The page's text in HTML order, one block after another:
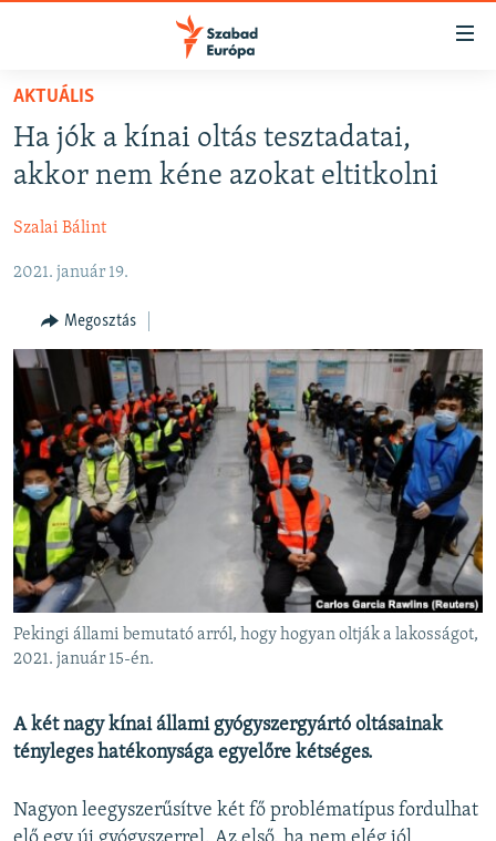
Akadálymentes
Ugrás
fő
oldalra
Ugrás
NAPIRENDEN
AKTUÁLIS
VIDEÓK
ELEMZŐ
NER15
SZABADON
TÁRSADALOM
DEMOKRÁCIA
A PÉNZ NYOMÁBAN
EURÓPAI UNIÓ
VILÁG
KLÍMAVÁLTOZÁS
A MÚLT TANULSÁGAI
Valamennyi RFE/RL weboldal
AKTUÁLIS
Ha jók a kínai oltás tesztadatai,
akkor nem kéne azokat eltitkolni
Szalai Bálint
2021. január 19.
Megosztás
Pekingi állami bemutató arról, hogy hogyan oltják a lakosságot,
2021. január 15-én.
A két nagy kínai állami gyógyszergyártó oltásainak
tényleges hatékonysága egyelőre kétséges.
Nagyon leegyszerűsítve két fő problématípus fordulhat